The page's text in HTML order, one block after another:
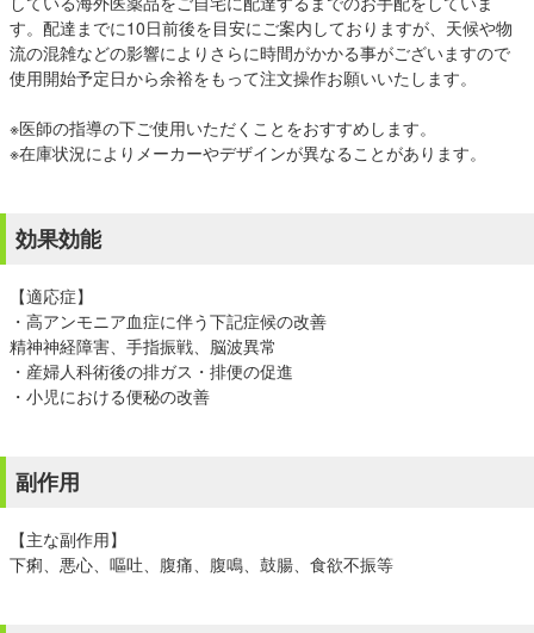
す。配達までに10日前後を目安にご案内しておりますが、天候や物
流の混雑などの影響によりさらに時間がかかる事がございますので
使用開始予定日から余裕をもって注文操作お願いいたします。
※医師の指導の下ご使用いただくことをおすすめします。
※在庫状況によりメーカーやデザインが異なることがあります。
効果効能
【適応症】
・高アンモニア血症に伴う下記症候の改善
精神神経障害、手指振戦、脳波異常
・産婦人科術後の排ガス・排便の促進
・小児における便秘の改善
副作用
【主な副作用】
下痢、悪心、嘔吐、腹痛、腹鳴、鼓腸、食欲不振等